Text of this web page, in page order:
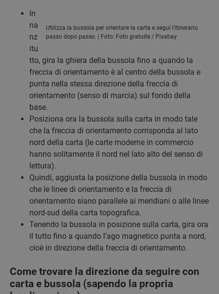
Utilizza la bussola per orientare la carta e segui l’itinerario
passo dopo passo. | Foto: Foto gratuite / Pixabay
In
na
nz
itu
tto, gira la ghiera della bussola fino a quando la
freccia di orientamento è al centro della bussola e
punta nella stessa direzione della freccia di
orientamento (senso di marcia) sul fondo della
base.
Posiziona ora la bussola sulla carta in modo tale
che la freccia di orientamento corrisponda al lato
nord della carta (le carte moderne in commercio
hanno solitamente il nord nel lato alto del senso di
lettura).
Quindi, aggiusta la posizione della bussola in modo
che le linee di orientamento e la freccia di
orientamento siano parallele ai meridiani o alle linee
nord-sud della carta topografica.
Tenendo la bussola in posizione sulla carta, gira ora
il tutto fino a quando l’ago magnetico punta a nord,
cioè in direzione della freccia di orientamento.
Come trovare la direzione da seguire con
carta e bussola (sapendo la propria